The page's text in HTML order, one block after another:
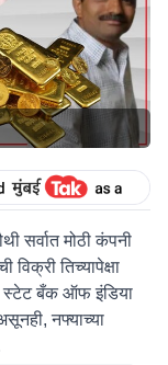
सर्वात मोठी कंपनी
तिच्यापेक्षा
स्टेट बँक ऑफ इंडिया
नफ्याच्या